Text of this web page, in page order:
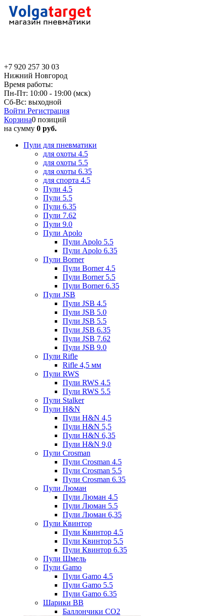
+7 920 257 30 03
Нижний Новгород
Время работы:
Пн-Пт: 10:00 - 19:00 (мск)
Сб-Вс: выходной
Войти Регистрация
Корзина0 позиций
на сумму 0 руб.
Пули для пневматики
для охоты 4.5
для охоты 5.5
для охоты 6.35
для спорта 4.5
Пули 4.5
Пули 5.5
Пули 6.35
Пули 7.62
Пули 9.0
Пули Apolo
Пули Apolo 5.5
Пули Apolo 6.35
Пули Borner
Пули Borner 4.5
Пули Borner 5.5
Пули Borner 6.35
Пули JSB
Пули JSB 4.5
Пули JSB 5.0
Пули JSB 5.5
Пули JSB 6.35
Пули JSB 7.62
Пули JSB 9.0
Пули Rifle
Rifle 4,5 мм
Пули RWS
Пули RWS 4.5
Пули RWS 5.5
Пули Stalker
Пули H&N
Пули H&N 4,5
Пули H&N 5,5
Пули H&N 6,35
Пули H&N 9,0
Пули Crosman
Пули Crosman 4.5
Пули Crosman 5.5
Пули Crosman 6.35
Пули Люман
Пули Люман 4.5
Пули Люман 5.5
Пули Люман 6,35
Пули Квинтор
Пули Квинтор 4.5
Пули Квинтор 5.5
Пули Квинтор 6.35
Пули Шмель
Пули Gamo
Пули Gamo 4.5
Пули Gamo 5.5
Пули Gamo 6.35
Шарики BB
Баллончики CO2